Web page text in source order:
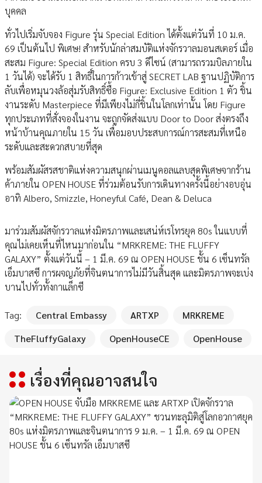
บุคคล
ทั่วไปเริ่มจับจอง Figure รุ่น Special Edition ได้ตั้งแต่วันที่ 10 ม.ค.
69 เป็นต้นไป พิเศษ! สำหรับนักล่าสมบัติแห่งจักรวาลมอนสเตอร์ เมื่อ
สะสม Figure: Special Edition ครบ 3 ดีไซน์ (สามารถรวมบิลภายใน
1 วันได้) จะได้รับ 1 สิทธิ์ในการก้าวเข้าสู่ SECRET LAB ฐานปฏิบัติการ
ลับเพื่อหมุนวงล้อสุ่มรับสิทธิ์ซื้อ Figure: Exclusive Edition 1 ตัว ชิ้น
งานระดับ Masterpiece ที่มีเพียงไม่กี่ชิ้นในโลกเท่านั้น โดย Figure
ทุกประเภทที่สั่งจองในงาน จะถูกจัดส่งแบบ Door to Door ส่งตรงถึง
หน้าบ้านคุณภายใน 15 วัน เพื่อมอบประสบการณ์การสะสมที่เหนือ
ระดับและสะดวกสบายที่สุด
พร้อมสัมผัสรสชาติแห่งความสนุกผ่านเมนูคอลแลบสุดพิเศษจากร้าน
ค้าภายใน OPEN HOUSE ที่ร่วมต้อนรับการเดินทางครั้งนี้อย่างอบอุ่น
อาทิ Albero, Smizzle, Honeyful Café, Dean & Deluca
มาร่วมสัมผัสจักรวาลแห่งมิตรภาพและเสน่ห์เรโทรยุค 80s ในแบบที่
คุณไม่เคยเห็นที่ไหนมาก่อนใน “MRKREME: THE FLUFFY
GALAXY” ตั้งแต่วันนี้ – 1 มี.ค. 69 ณ OPEN HOUSE ชั้น 6 เซ็นทรัล
เอ็มบาสซี การผจญภัยที่จินตนาการไม่มีวันสิ้นสุด และมิตรภาพจะเบ่ง
บานไปทั่วทั้งกาแล็กซี
Tag: Central Embassy ARTXP
MRKREME
TheFluffyGalaxy
OpenHouseCE OpenHouse
เรื่องที่คุณอาจสนใจ